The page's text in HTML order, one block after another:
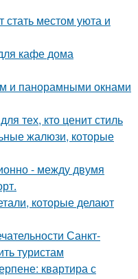
стать местом уюта и
кафе дома
и панорамными окнами
тех, кто ценит стиль
жалюзи, которые
- между двумя
которые делают
Санкт-
туристам
квартира с